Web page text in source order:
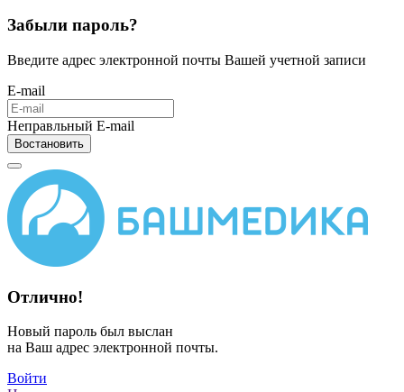
Забыли пароль?
Введите адрес электронной почты Вашей учетной записи
E-mail
Неправльный E-mail
Востановить
Отлично!
Новый пароль был выслан
на Ваш адрес электронной почты.
Войти